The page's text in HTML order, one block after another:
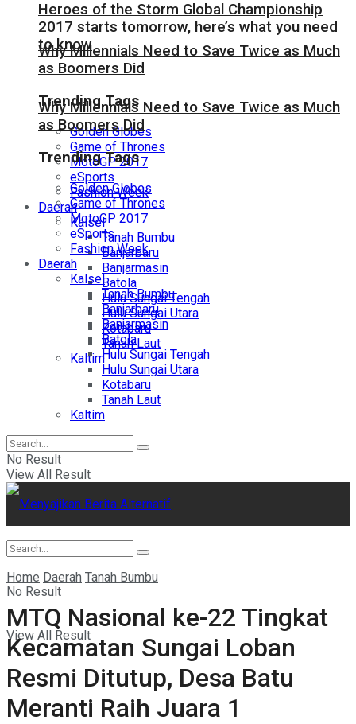
Why Millennials Need to Save Twice as Much
as Boomers Did
Trending Tags
Golden Globes
Game of Thrones
MotoGP 2017
eSports
Fashion Week
Daerah
Kalsel
Tanah Bumbu
Banjarbaru
Banjarmasin
Batola
Hulu Sungai Tengah
Hulu Sungai Utara
Kotabaru
Tanah Laut
Kaltim
Heroes of the Storm Global Championship
2017 starts tomorrow, here’s what you need
to know
Why Millennials Need to Save Twice as Much
as Boomers Did
Trending Tags
Golden Globes
Game of Thrones
MotoGP 2017
eSports
Fashion Week
Daerah
Kalsel
Tanah Bumbu
Banjarbaru
Banjarmasin
Batola
Hulu Sungai Tengah
Hulu Sungai Utara
Kotabaru
Tanah Laut
Kaltim
No Result
View All Result
No Result
View All Result
Home Daerah Tanah Bumbu
MTQ Nasional ke-22 Tingkat
Kecamatan Sungai Loban
Resmi Ditutup, Desa Batu
Meranti Raih Juara 1